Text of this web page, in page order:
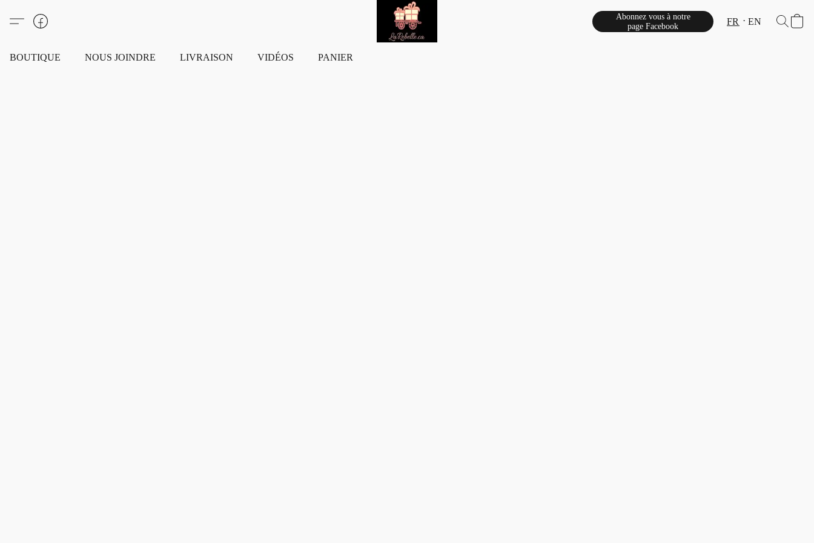
Abonnez vous à notre
page Facebook
FR EN
BOUTIQUE NOUS JOINDRE LIVRAISON VIDÉOS PANIER